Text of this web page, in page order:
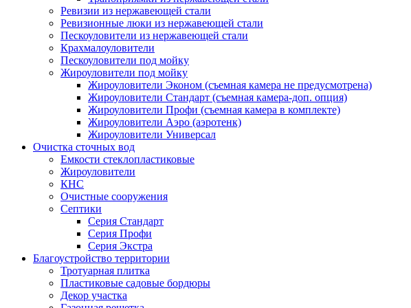
Ревизии из нержавеющей стали
Ревизионные люки из нержавеющей стали
Пескоуловители из нержавеющей стали
Крахмалоуловители
Пескоуловители под мойку
Жироуловители под мойку
Жироуловители Эконом (съемная камера не предусмотрена)
Жироуловители Стандарт (съемная камера-доп. опция)
Жироуловители Профи (съемная камера в комплекте)
Жироуловители Аэро (аэротенк)
Жироуловители Универсал
Очистка сточных вод
Емкости стеклопластиковые
Жироуловители
КНС
Очистные сооружения
Септики
Серия Стандарт
Серия Профи
Серия Экстра
Благоустройство территории
Тротуарная плитка
Пластиковые садовые бордюры
Декор участка